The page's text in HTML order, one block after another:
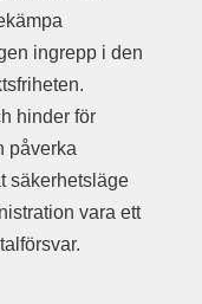
ingrepp i den
hinder för
påverka
säkerhetsläge
vara ett